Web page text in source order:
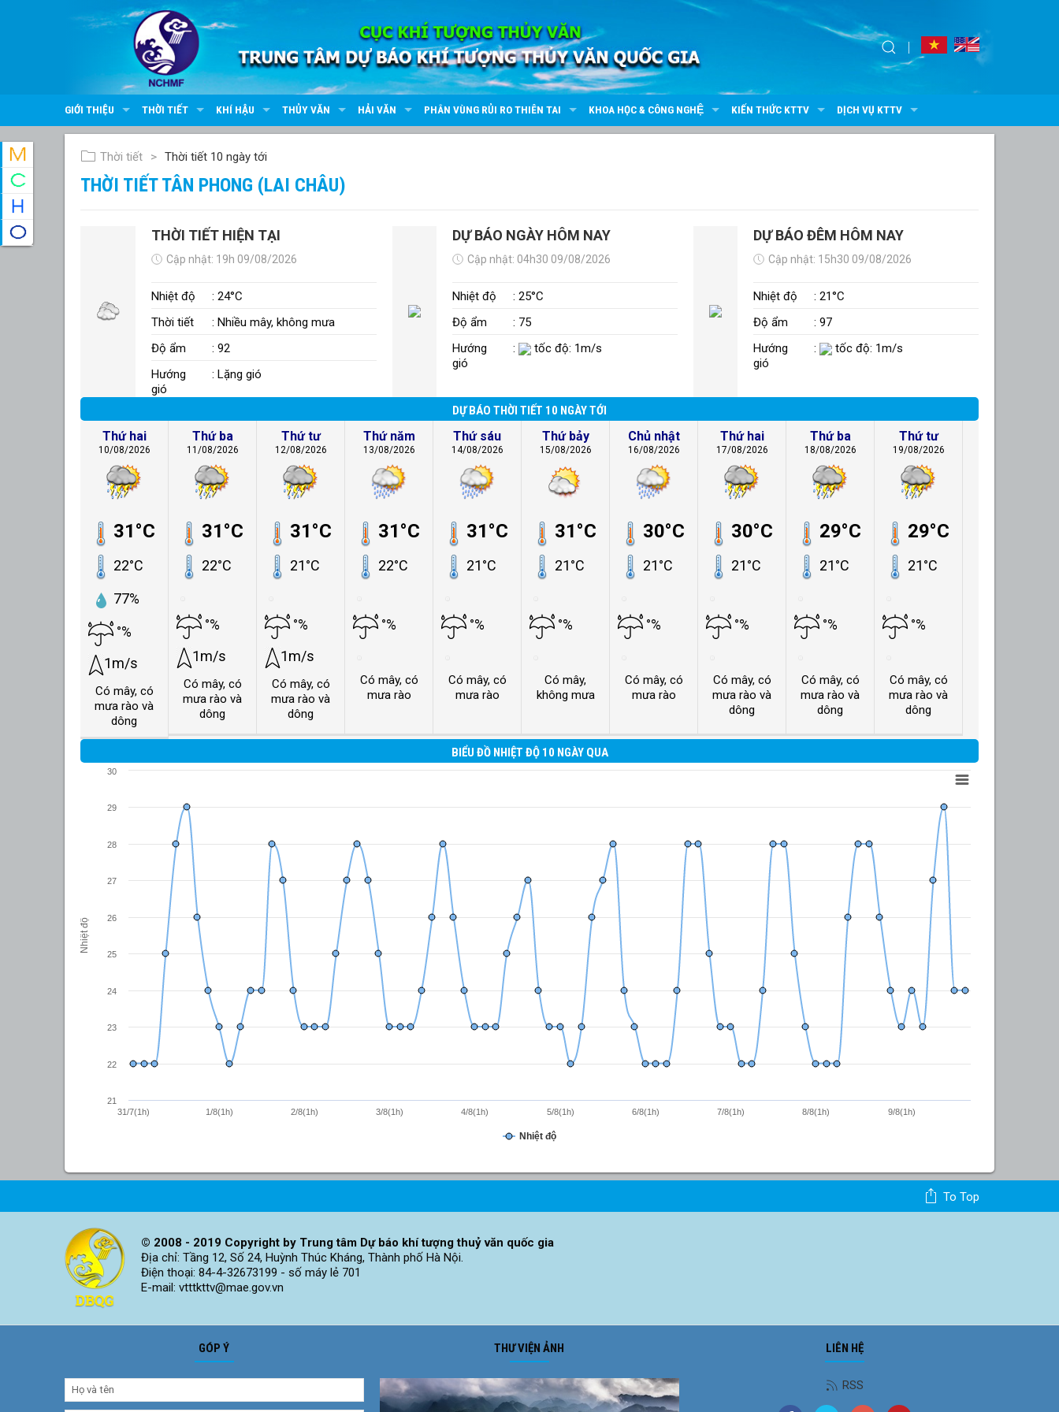
GIỚI THIỆU THỜI TIẾT KHÍ HẬU THỦY VĂN HẢI VĂN PHÂN VÙNG RỦI RO THIÊN TAI KHOA HỌC & CÔNG NGHỆ KIẾN THỨC KTTV DỊCH VỤ KTTV
Thời tiết Thời tiết 10 ngày tới
THỜI TIẾT TÂN PHONG (LAI CHÂU)
THỜI TIẾT HIỆN TẠI
Cập nhật: 19h 09/08/2026
Nhiệt độ
: 24°C
Thời tiết
: Nhiều mây, không mưa
Độ ẩm
: 92
Hướng
gió
: Lặng gió
DỰ BÁO NGÀY HÔM NAY
Cập nhật: 04h30 09/08/2026
Nhiệt độ
: 25°C
Độ ẩm
: 75
Hướng
gió
: tốc độ: 1m/s
DỰ BÁO ĐÊM HÔM NAY
Cập nhật: 15h30 09/08/2026
Nhiệt độ
: 21°C
Độ ẩm
: 97
Hướng
gió
: tốc độ: 1m/s
DỰ BÁO THỜI TIẾT 10 NGÀY TỚI
Thứ hai
10/08/2026
31°C
22°C
77%
°%
1m/s
Có mây, có
mưa rào và
dông
Thứ ba
11/08/2026
31°C
22°C
°%
1m/s
Có mây, có
mưa rào và
dông
Thứ tư
12/08/2026
31°C
21°C
°%
1m/s
Có mây, có
mưa rào và
dông
Thứ năm
13/08/2026
31°C
22°C
°%
Có mây, có
mưa rào
Thứ sáu
14/08/2026
31°C
21°C
°%
Có mây, có
mưa rào
Thứ bảy
15/08/2026
31°C
21°C
°%
Có mây,
không mưa
Chủ nhật
16/08/2026
30°C
21°C
°%
Có mây, có
mưa rào
Thứ hai
17/08/2026
30°C
21°C
°%
Có mây, có
mưa rào và
dông
Thứ ba
18/08/2026
29°C
21°C
°%
Có mây, có
mưa rào và
dông
Thứ tư
19/08/2026
29°C
21°C
°%
Có mây, có
mưa rào và
dông
BIỂU ĐỒ NHIỆT ĐỘ 10 NGÀY QUA
Nhiệt độ
Nhiệt độ
31/7(1h) 1/8(1h) 2/8(1h) 3/8(1h) 4/8(1h) 5/8(1h) 6/8(1h) 7/8(1h) 8/8(1h) 9/8(1h)
21
22
23
24
25
26
27
28
29
30
To Top
© 2008 - 2019 Copyright by Trung tâm Dự báo khí tượng thuỷ văn quốc gia
Địa chỉ: Tầng 12, Số 24, Huỳnh Thúc Kháng, Thành phố Hà Nội.
Điện thoại: 84-4-32673199 - số máy lẻ 701
E-mail: vtttkttv@mae.gov.vn
GÓP Ý THƯ VIỆN ẢNH LIÊN HỆ
RSS